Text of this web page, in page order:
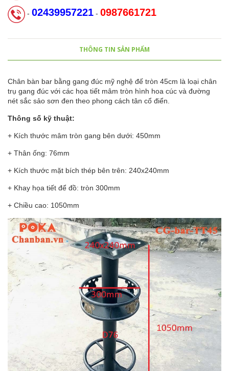
- 02439957221 - 0987661721
THÔNG TIN SẢN PHẨM
Chân bàn bar bằng gang đúc mỹ nghệ đế tròn 45cm là loại chân
trụ gang đúc với các họa tiết mâm tròn hình hoa cúc và đường
nét sắc sảo sơn đen theo phong cách tân cổ điển.
Thông số kỹ thuật:
+ Kích thước mâm tròn gang bên dưới: 450mm
+ Thân ống: 76mm
+ Kích thước mặt bích thép bên trên: 240x240mm
+ Khay họa tiết để đồ: tròn 300mm
+ Chiều cao: 1050mm